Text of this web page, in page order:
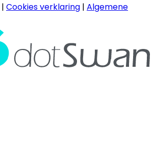
| Cookies verklaring | Algemene